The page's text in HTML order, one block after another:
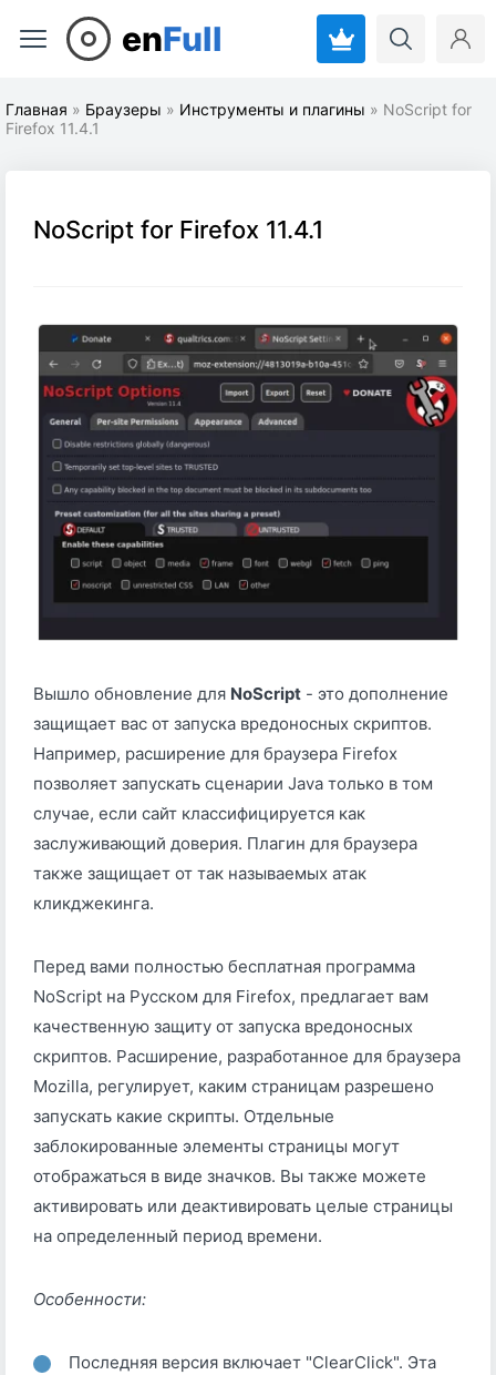
enFull
Главная » Браузеры » Инструменты и плагины » NoScript for
Firefox 11.4.1
NoScript for Firefox 11.4.1
Вышло обновление для NoScript - это дополнение
защищает вас от запуска вредоносных скриптов.
Например, расширение для браузера Firefox
позволяет запускать сценарии Java только в том
случае, если сайт классифицируется как
заслуживающий доверия. Плагин для браузера
также защищает от так называемых атак
кликджекинга.
Перед вами полностью бесплатная программа
NoScript на Русском для Firefox, предлагает вам
качественную защиту от запуска вредоносных
скриптов. Расширение, разработанное для браузера
Mozilla, регулирует, каким страницам разрешено
запускать какие скрипты. Отдельные
заблокированные элементы страницы могут
отображаться в виде значков. Вы также можете
активировать или деактивировать целые страницы
на определенный период времени.
Особенности:
Последняя версия включает "ClearClick". Эта